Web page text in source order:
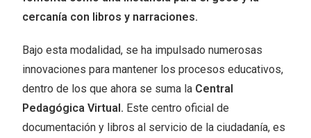
cercanía con libros y narraciones.
Bajo esta modalidad, se ha impulsado numerosas
innovaciones para mantener los procesos educativos,
dentro de los que ahora se suma la Central
Pedagógica Virtual. Este centro oficial de
documentación y libros al servicio de la ciudadanía, es